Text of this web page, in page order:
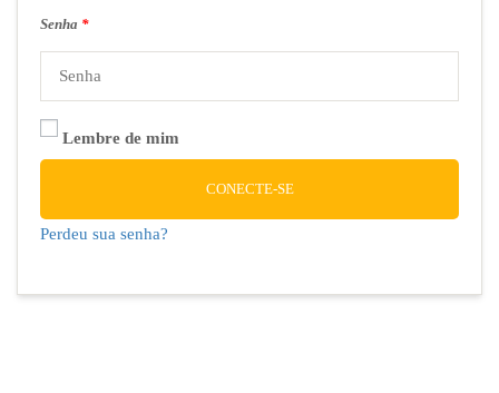
Senha *
Lembre de mim
CONECTE-SE
Perdeu sua senha?